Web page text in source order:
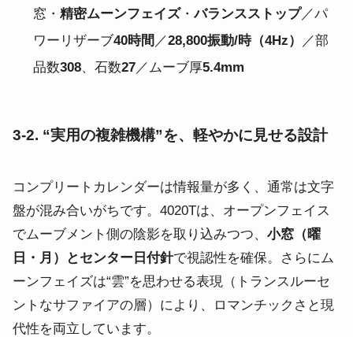
窓・ 精密ムーンフェイズ・バランスストップ／パ
ワーリザーブ40時間 ／28,800振動/時（4Hz）
／部
品数308、石数27／ムーブ厚5.4mm
3-2. “実用の複雑機構”を、軽やかに見せる設計
コンプリートカレンダーは情報量が多く、通常は文字
盤が混み合いがちです。4020Tは、オープンフェイス
でムーブメント側の陰影を取り込みつつ、小窓（曜
日・月）とセンター日付針で視認性を確保。さらにム
ーンフェイズは“雲”を思わせる表現（トランスルーセ
ントなサファイアの層）により、ロマンチックさと現
代性を両立しています。